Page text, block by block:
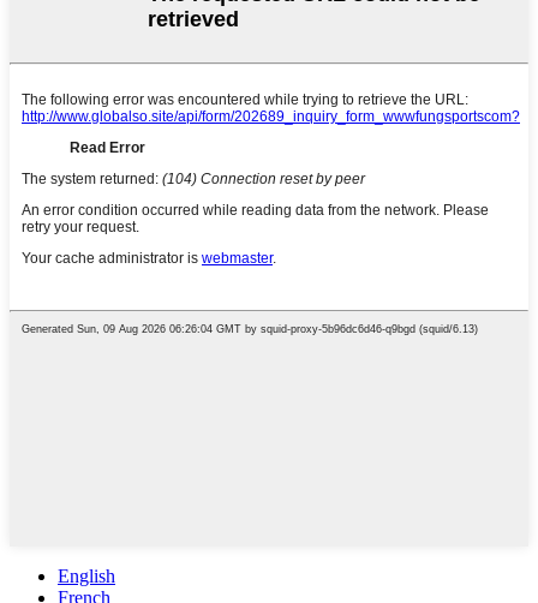
English
French